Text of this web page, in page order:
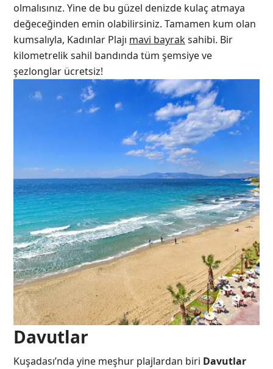
olmalısınız. Yine de bu güzel denizde kulaç atmaya
değeceğinden emin olabilirsiniz. Tamamen kum olan
kumsalıyla, Kadınlar Plajı mavi bayraksahibi. Bir
kilometrelik sahil bandında tüm şemsiye ve
şezlonglar ücretsiz!
Davutlar
Kuşadası’nda yine meşhur plajlardan biri Davutlar